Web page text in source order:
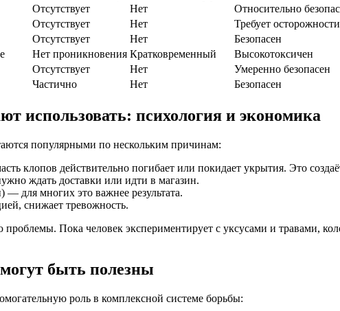
Отсутствует Нет
Относительно
Отсутствует Нет
Требует осторожности
Отсутствует Нет
Безопасен
Нет проникновения Кратковременный
Высокотоксичен
Отсутствует Нет
Умеренно безопасен
Частично Нет Безопасен
использовать: психология и экономика
популярными по нескольким причинам:
клопов действительно погибает или покидает укрытия. Это
ждать доставки или идти в магазин.
— для многих это важнее результата.
снижает тревожность.
Пока человек экспериментирует с уксусами и травами,
быть полезны
роль в комплексной системе борьбы: